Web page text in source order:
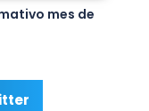
mes de